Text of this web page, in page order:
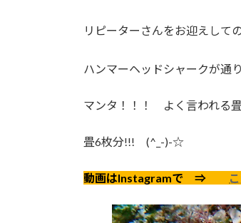
リピーターさんをお迎えして
ハンマーヘッドシャークが通
マンタ！！！ よく言われる
畳6枚分!!! (^_-)-☆
動画はInstagramで ⇒